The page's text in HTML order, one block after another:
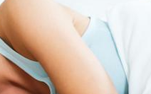
Fortes chaleurs :
pourquoi le
noyade grimpe-t-il